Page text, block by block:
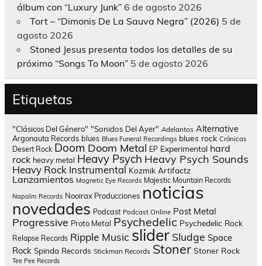
álbum con “Luxury Junk” 6 de agosto 2026
Tort – “Dimonis De La Sauva Negra” (2026) 5 de
agosto 2026
Stoned Jesus presenta todos los detalles de su
próximo “Songs To Moon” 5 de agosto 2026
Etiquetas
"Clásicos Del Género" "Sonidos Del Ayer" Adelantos Alternative
Argonauta Records blues Blues Funeral Recordings blues rock Crónicas
Desert Rock Doom Doom Metal EP Experimental hard
rock heavy metal Heavy Psych Heavy Psych Sounds
Heavy Rock Instrumental Kozmik Artifactz
Lanzamientos Magnetic Eye Records Majestic Mountain Records
Napalm Records Nooirax Producciones noticias
novedades Podcast Podcast Online Post Metal
Progressive Proto Metal Psychedelic Psychedelic Rock
Relapse Records Ripple Music slider Sludge Space
Rock Spinda Records Stickman Records Stoner Stoner Rock
Tee Pee Records